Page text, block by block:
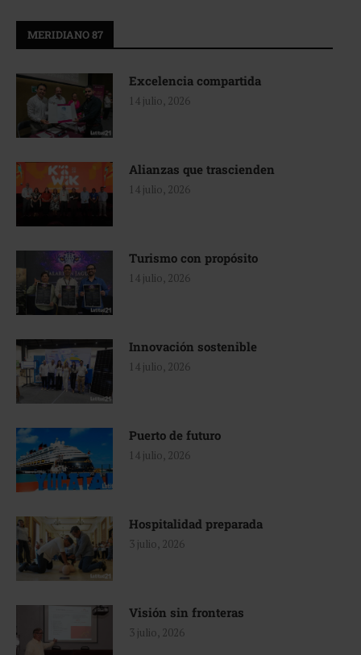
MERIDIANO 87
Excelencia compartida
14 julio, 2026
Alianzas que trascienden
14 julio, 2026
Turismo con propósito
14 julio, 2026
Innovación sostenible
14 julio, 2026
Puerto de futuro
14 julio, 2026
Hospitalidad preparada
3 julio, 2026
Visión sin fronteras
3 julio, 2026